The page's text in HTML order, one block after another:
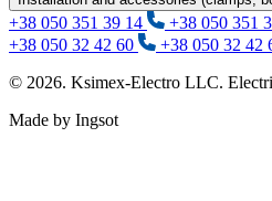
+38 050 351 39 14 +38 050 351
+38 050 32 42 60
+38 050 32 42
© 2026. Ksimex-Electro LLC.
Made by Ingsot